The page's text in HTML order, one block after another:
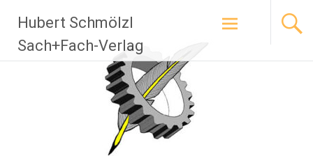
Inhalt
springen
Hubert Schmölzl
Sach+Fach-Verlag